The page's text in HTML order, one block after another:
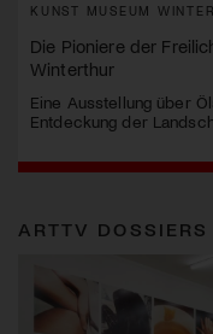
KUNST MUSEUM
Die Pioniere der
Winterthur
Eine Ausstellung über
Entdeckung der
ARTTV DOSSIERS